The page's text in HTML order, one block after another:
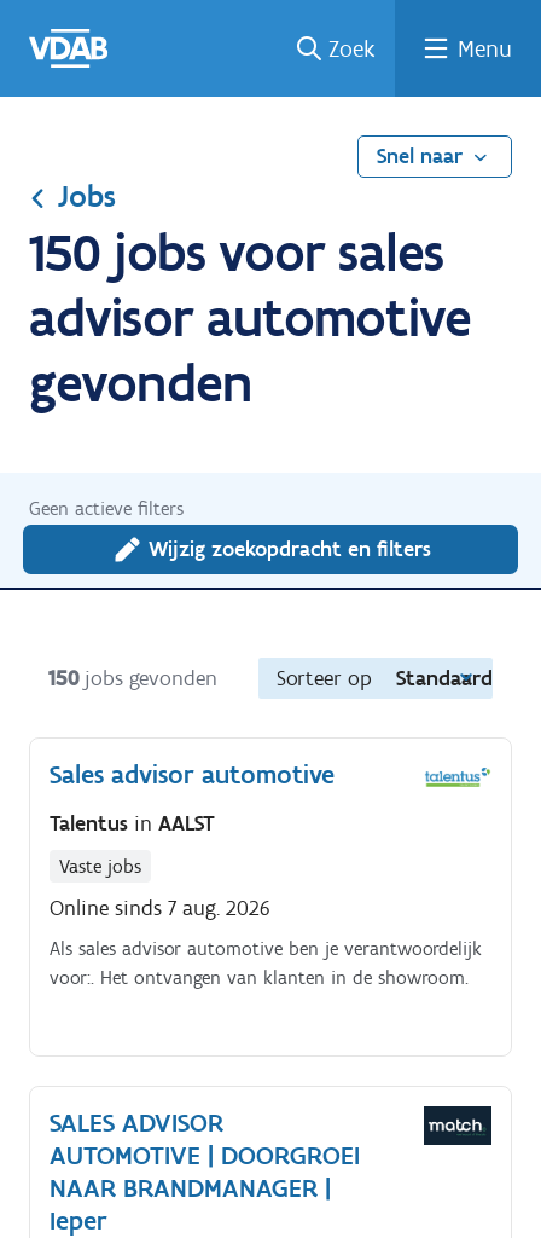
naar
een
een
job
naar
Zoek Menu
Snel naar
Jobs
150 jobs voor sales
advisor automotive
gevonden
Geen actieve filters
Wijzig zoekopdracht en filters
150 jobs gevonden Sorteer op Standaard
Sales advisor automotive
Talentus in AALST
Vaste jobs
Online sinds 7 aug. 2026
Als sales advisor automotive ben je verantwoordelijk
voor:. Het ontvangen van klanten in de showroom.
SALES ADVISOR
AUTOMOTIVE | DOORGROEI
NAAR BRANDMANAGER |
Ieper